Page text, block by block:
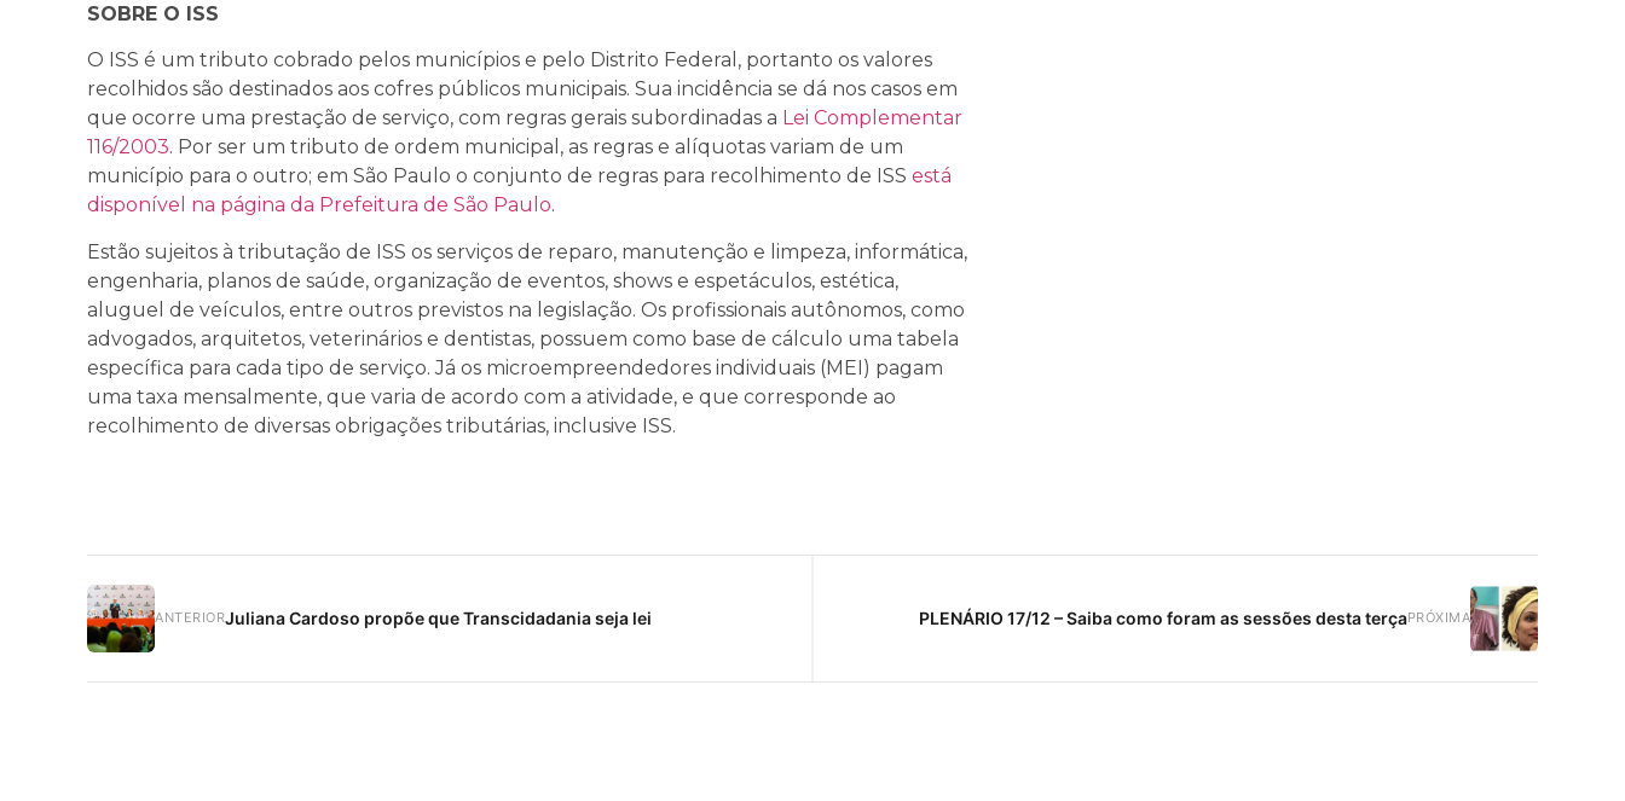
SOBRE O ISS
O ISS é um tributo cobrado pelos municípios e pelo Distrito Federal, portanto os valores
recolhidos são destinados aos cofres públicos municipais. Sua incidência se dá nos casos em
que ocorre uma prestação de serviço, com regras gerais subordinadas a Lei Complementar
116/2003. Por ser um tributo de ordem municipal, as regras e alíquotas variam de um
município para o outro; em São Paulo o conjunto de regras para recolhimento de ISS está
disponível na página da Prefeitura de São Paulo.
Estão sujeitos à tributação de ISS os serviços de reparo, manutenção e limpeza, informática,
engenharia, planos de saúde, organização de eventos, shows e espetáculos, estética,
aluguel de veículos, entre outros previstos na legislação. Os profissionais autônomos, como
advogados, arquitetos, veterinários e dentistas, possuem como base de cálculo uma tabela
específica para cada tipo de serviço. Já os microempreendedores individuais (MEI) pagam
uma taxa mensalmente, que varia de acordo com a atividade, e que corresponde ao
recolhimento de diversas obrigações tributárias, inclusive ISS.
ANTERIORJuliana Cardoso propõe que Transcidadania seja lei PRÓXIMA
PLENÁRIO 17/12 – Saiba como foram as sessões desta terça